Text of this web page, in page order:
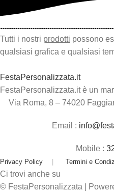
Tutti i nostri prodotti possono
qualsiasi grafica e qualsiasi
FestaPersonalizzata.it
FestaPersonalizzata.it è un
Via Roma, 8 – 74020
Email :
Mobile :
Privacy Policy Termini e
Ci trovi anche su
© FestaPersonalizzata |